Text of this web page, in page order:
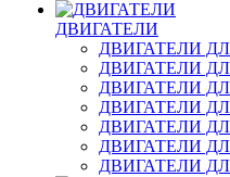
ДВИГАТЕЛИ
ДВИГАТЕЛИ
ДВИГАТЕЛИ
ДВИГАТЕЛИ
ДВИГАТЕЛИ
ДВИГАТЕЛИ
ДВИГАТЕЛИ
ДВИГАТЕЛИ